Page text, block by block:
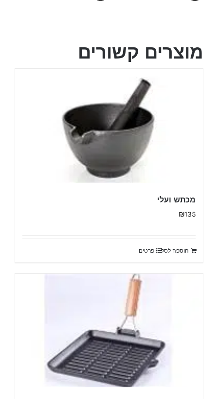
מוצרים קשורים
מכתש ועלי
₪135
הוספה לסל פרטים